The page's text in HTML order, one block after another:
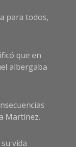
para todos,
que en
albergaba
Martínez.
vida